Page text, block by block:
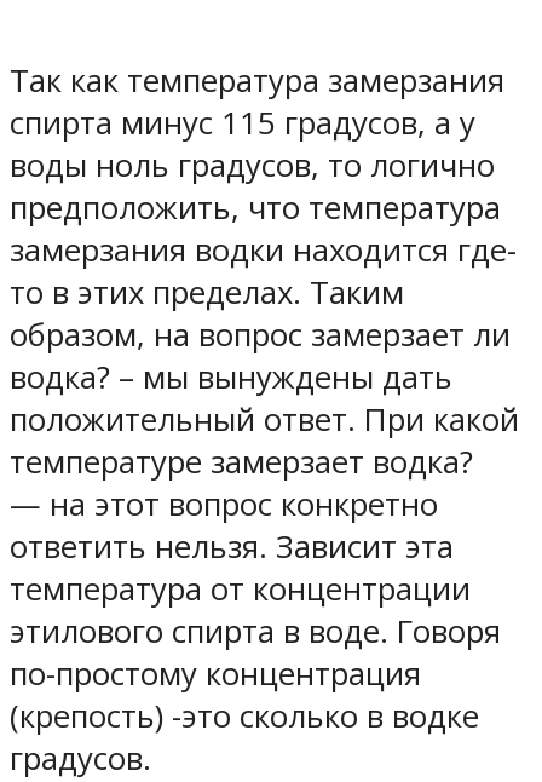
Так как температура замерзания
спирта минус 115 градусов, а у
воды ноль градусов, то логично
предположить, что температура
замерзания водки находится где-
то в этих пределах. Таким
образом, на вопрос замерзает ли
водка? – мы вынуждены дать
положительный ответ. При какой
температуре замерзает водка?
— на этот вопрос конкретно
ответить нельзя. Зависит эта
температура от концентрации
этилового спирта в воде. Говоря
по-простому концентрация
(крепость) -это сколько в водке
градусов.